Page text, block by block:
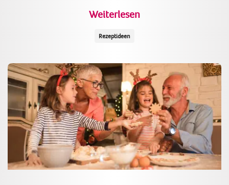
Weiterlesen
Rezeptideen